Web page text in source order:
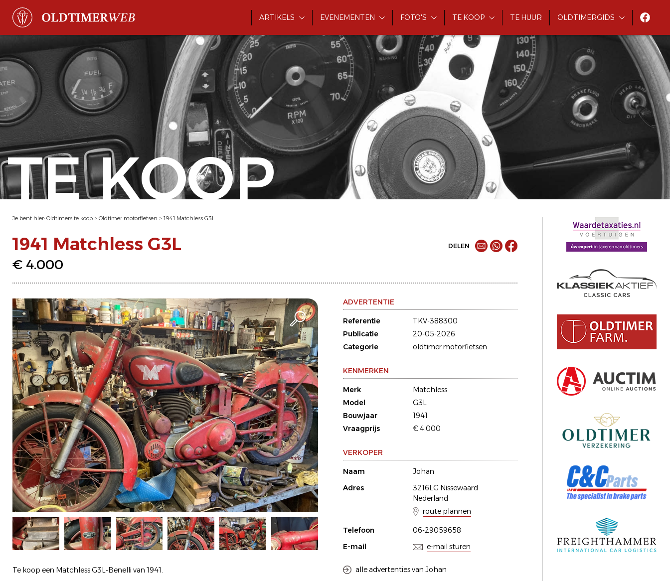
ARTIKELS EVENEMENTEN FOTO'S TE KOOP TE HUUR OLDTIMERGIDS
TE KOOP
Je bent hier: Oldtimers te koop > Oldtimer motorfietsen > 1941 Matchless G3L
1941 Matchless G3L
€ 4.000
DELEN
Te koop een Matchless G3L-Benelli van 1941.
ADVERTENTIE
Referentie
TKV-388300
Publicatie
20-05-2026
Categorie
oldtimer motorfietsen
KENMERKEN
Merk
Matchless
Model
G3L
Bouwjaar
1941
Vraagprijs
€ 4.000
VERKOPER
Naam
Johan
Adres
3216LG Nissewaard
Nederland
route plannen
Telefoon
06-29059658
E-mail
e-mail sturen
alle advertenties van Johan